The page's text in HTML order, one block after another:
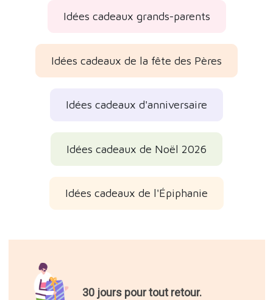
Idées cadeaux grands-parents
Idées cadeaux de la fête des Pères
Idées cadeaux d'anniversaire
Idées cadeaux de Noël 2026
Idées cadeaux de l'Épiphanie
30 jours pour tout retour.